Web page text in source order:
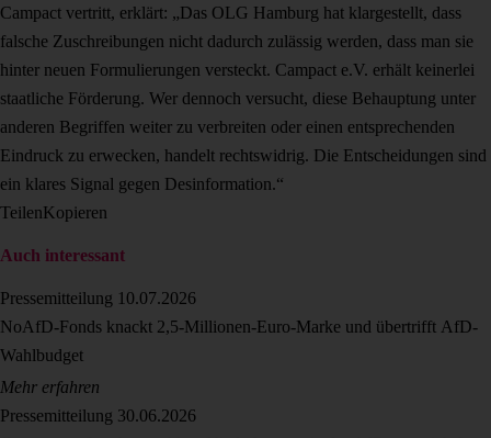
Campact vertritt, erklärt: „Das OLG Hamburg hat klargestellt, dass
falsche Zuschreibungen nicht dadurch zulässig werden, dass man sie
hinter neuen Formulierungen versteckt. Campact e.V. erhält keinerlei
staatliche Förderung. Wer dennoch versucht, diese Behauptung unter
anderen Begriffen weiter zu verbreiten oder einen entsprechenden
Eindruck zu erwecken, handelt rechtswidrig. Die Entscheidungen sind
ein klares Signal gegen Desinformation.“
TeilenKopieren
Auch interessant
Pressemitteilung 10.07.2026
NoAfD-Fonds knackt 2,5-Millionen-Euro-Marke und übertrifft AfD-
Wahlbudget
Mehr erfahren
Pressemitteilung 30.06.2026